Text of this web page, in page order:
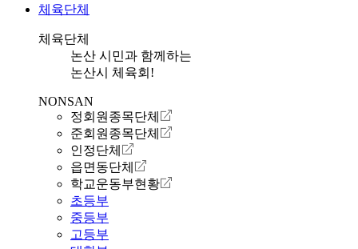
체육단체
체육단체
논산 시민과 함께하는
논산시 체육회!
NONSAN
정회원종목단체
준회원종목단체
인정단체
읍면동단체
학교운동부현황
초등부
중등부
고등부